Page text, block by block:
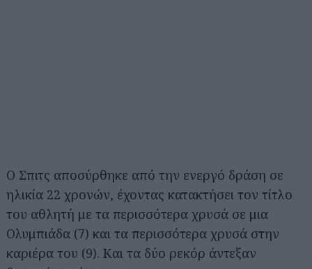
Ο Σπιτς αποσύρθηκε από την ενεργό δράση σε
ηλικία 22 χρονών, έχοντας κατακτήσει τον τίτλο
του αθλητή με τα περισσότερα χρυσά σε μια
Ολυμπιάδα (7) και τα περισσότερα χρυσά στην
καριέρα του (9). Και τα δύο ρεκόρ άντεξαν